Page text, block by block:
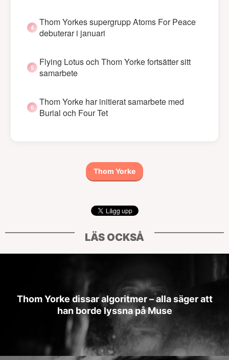
Thom Yorkes supergrupp Atoms For Peace
debuterar i januari
Flying Lotus och Thom Yorke fortsätter sitt
samarbete
Thom Yorke har initierat samarbete med
Burial och Four Tet
Thom Yorke
LÄS OCKSÅ
Thom Yorke dissar algoritmer – alla säger att
han borde lyssna på Muse